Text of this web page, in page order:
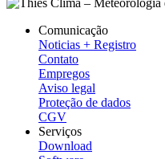
Comunicação
Noticias + Registro
Contato
Empregos
Aviso legal
Proteção de dados
CGV
Serviços
Download